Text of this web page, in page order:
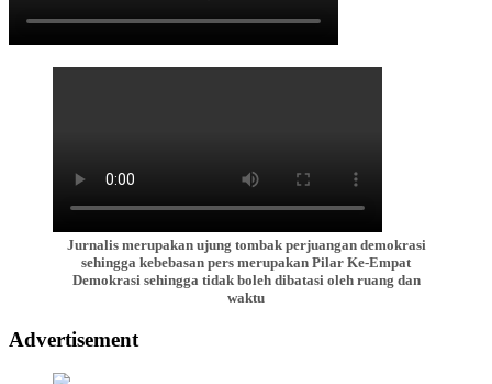
Jurnalis merupakan ujung tombak perjuangan demokrasi
sehingga kebebasan pers merupakan Pilar Ke-Empat
Demokrasi sehingga tidak boleh dibatasi oleh ruang dan
waktu
Advertisement